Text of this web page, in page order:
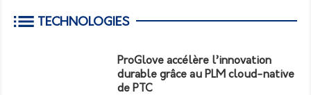
TECHNOLOGIES
ProGlove accélère l’innovation
durable grâce au PLM cloud-native
de PTC